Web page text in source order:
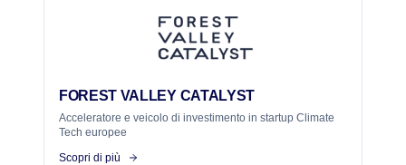
FOREST VALLEY CATALYST
Acceleratore e veicolo di investimento in startup Climate
Tech europee
Scopri di più